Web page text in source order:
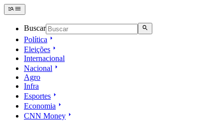
Buscar
Política
Eleições
Internacional
Nacional
Agro
Infra
Esportes
Economia
CNN Money